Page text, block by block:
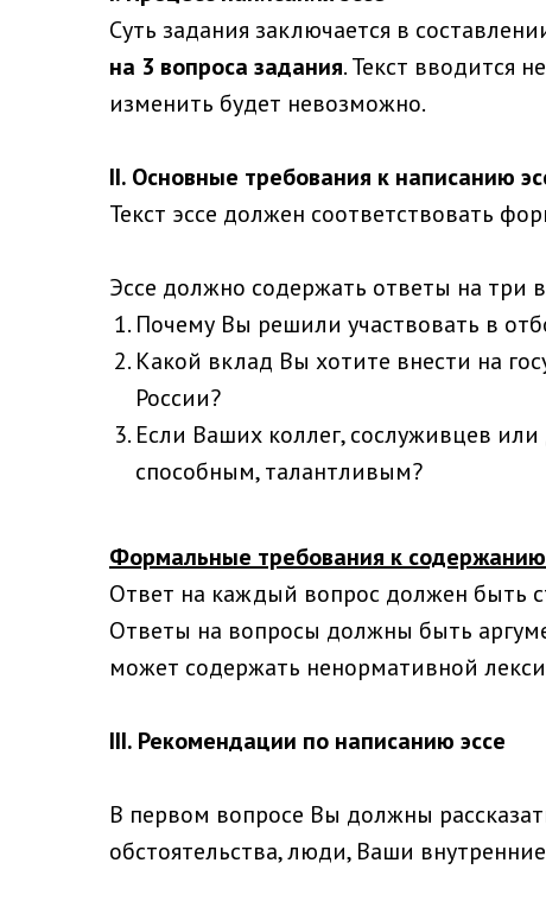
Суть задания заключается в
на 3 вопроса задания. Текст вводится
изменить будет невозможно.
II. Основные требования к написанию
Текст эссе должен соответствовать
Эссе должно содержать ответы на три
Почему Вы решили участвовать в
Какой вклад Вы хотите внести на
России?
Если Ваших коллег, сослуживцев
способным, талантливым?
Формальные требования к содержанию
Ответ на каждый вопрос должен быть
Ответы на вопросы должны быть
может содержать ненормативной
III. Рекомендации по написанию эссе
В первом вопросе Вы должны
обстоятельства, люди, Ваши